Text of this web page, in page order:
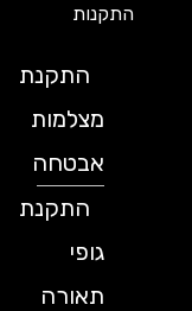
התקנות
התקנת
מצלמות
אבטחה
התקנת
תאורה